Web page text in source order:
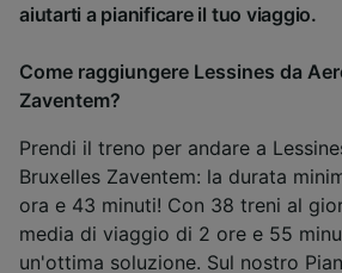
aiutarti a pianificare il tuo viaggio.
Come raggiungere Lessines da
Zaventem?
Prendi il treno per andare a
Bruxelles Zaventem: la durata
ora e 43 minuti! Con 38 treni al
media di viaggio di 2 ore e 55
un'ottima soluzione. Sul nostro